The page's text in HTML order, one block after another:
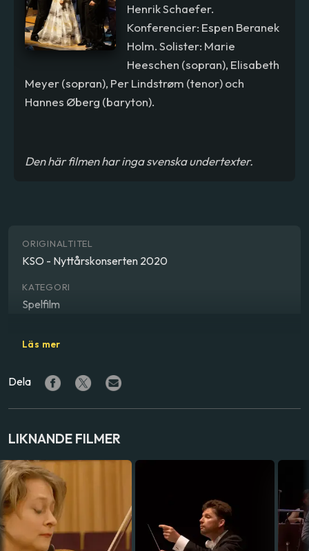
Henrik Schaefer.
Konferencier: Espen Beranek
Holm. Solister: Marie
Heeschen (sopran), Elisabeth
Meyer (sopran), Per Lindstrøm (tenor) och
Hannes Øberg (baryton).
Den här filmen har inga svenska undertexter.
ORIGINALTITEL
KSO - Nyttårskonserten 2020
KATEGORI
Spelfilm
Musik
DIRIGENT
Norge
SPRÅK
Norska
Läs mer
Dela
LIKNANDE FILMER